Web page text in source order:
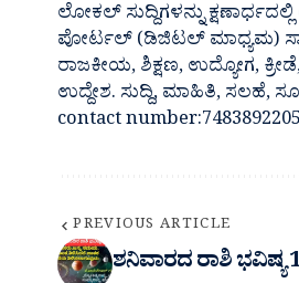
ಲೋಕಲ್ ಸುದ್ದಿಗಳನ್ನು
ಪೋರ್ಟಲ್ (ಡಿಜಿಟಲ್ ಮಾಧ್ಯಮ)
ರಾಜಕೀಯ, ಶಿಕ್ಷಣ, ಉದ್ಯೋಗ,
ಉದ್ದೇಶ. ಸುದ್ದಿ, ಮಾಹಿತಿ, ಸಲಹೆ,
contact
PREVIOUS ARTICLE
ಶನಿವಾರದ ರಾಶಿ ಭವಿಷ್ಯ